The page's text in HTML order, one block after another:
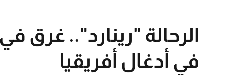
الرحالة "رينارد".. غرق
في أدغال أفريقيا